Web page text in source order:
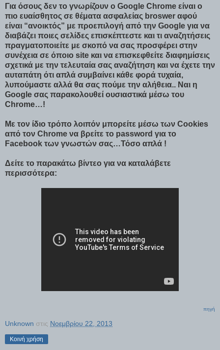
Για όσους δεν το γνωρίζουν ο Google Chrome είναι ο
πιο ευαίσθητος σε θέματα ασφαλείας broswer αφού
είναι “ανοικτός” με προεπιλογή από την Google για να
διαβάζει ποιες σελίδες επισκέπτεστε και τι αναζητήσεις
πραγματοποιείτε με σκοπό να σας προσφέρει στην
συνέχεια σε όποιο site και να επισκεφθείτε διαφημίσεις
σχετικά με την τελευταία σας αναζήτηση και να έχετε την
αυταπάτη ότι απλά συμβαίνει κάθε φορά τυχαία,
λυπούμαστε αλλά θα σας πούμε την αλήθεια.. Ναι η
Google σας παρακολουθεί ουσιαστικά μέσω του
Chrome…!
Mε τον ίδιο τρόπο λοιπόν μπορείτε μέσω των Cookies
από τον Chrome να βρείτε το password για το
Facebook των γνωστών σας…Τόσο απλά !
Δείτε το παρακάτω βίντεο για να καταλάβετε
περισσότερα:
πηγή
Unknown στις Νοεμβρίου 22, 2013
Κοινή χρήση